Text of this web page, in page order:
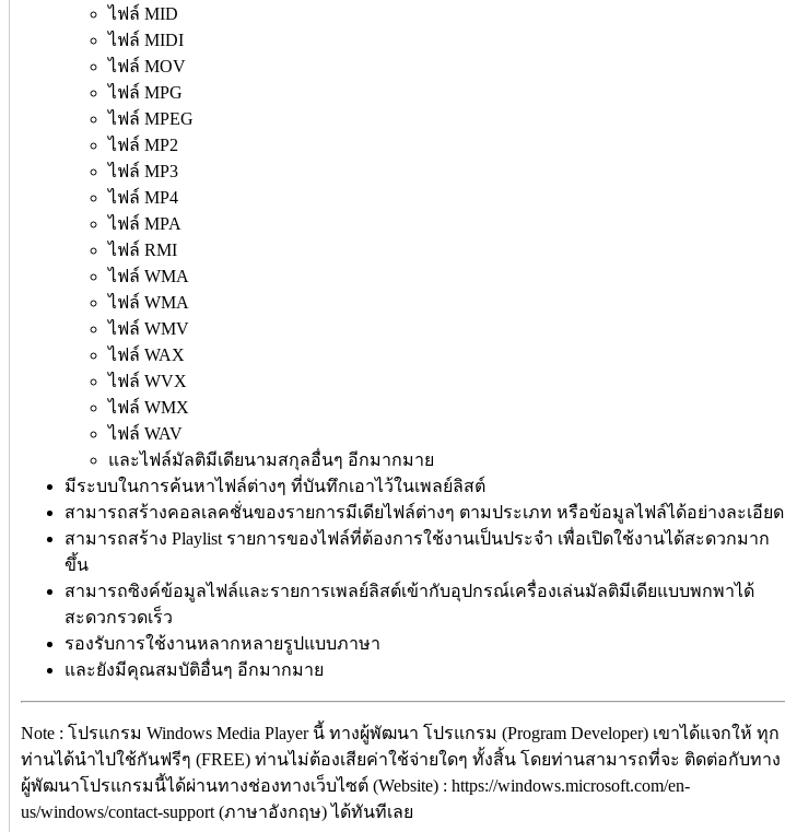
ไฟล์ MID
ไฟล์ MIDI
ไฟล์ MOV
ไฟล์ MPG
ไฟล์ MPEG
ไฟล์ MP2
ไฟล์ MP3
ไฟล์ MP4
ไฟล์ MPA
ไฟล์ RMI
ไฟล์ WMA
ไฟล์ WMA
ไฟล์ WMV
ไฟล์ WAX
ไฟล์ WVX
ไฟล์ WMX
ไฟล์ WAV
และไฟล์มัลติมีเดียนามสกุลอื่นๆ อีกมากมาย
มีระบบในการค้นหาไฟล์ต่างๆ ที่บันทึกเอาไว้ในเพลย์ลิสต์
สามารถสร้างคอลเลคชั่นของรายการมีเดียไฟล์ต่างๆ ตามประเภท หรือข้อมูลไฟล์ได้อย่างละเอียด
สามารถสร้าง Playlist รายการของไฟล์ที่ต้องการใช้งานเป็นประจำ เพื่อเปิดใช้งานได้สะดวกมาก
ขึ้น
สามารถซิงค์ข้อมูลไฟล์และรายการเพลย์ลิสต์เข้ากับอุปกรณ์เครื่องเล่นมัลติมีเดียแบบพกพาได้
สะดวกรวดเร็ว
รองรับการใช้งานหลากหลายรูปแบบภาษา
และยังมีคุณสมบัติอื่นๆ อีกมากมาย
Note : โปรแกรม Windows Media Player นี้ ทางผู้พัฒนา โปรแกรม (Program Developer) เขาได้แจกให้ ทุก
ท่านได้นำไปใช้กันฟรีๆ (FREE) ท่านไม่ต้องเสียค่าใช้จ่ายใดๆ ทั้งสิ้น โดยท่านสามารถที่จะ ติดต่อกับทาง
ผู้พัฒนาโปรแกรมนี้ได้ผ่านทางช่องทางเว็บไซต์ (Website) : https://windows.microsoft.com/en-
us/windows/contact-support (ภาษาอังกฤษ) ได้ทันทีเลย